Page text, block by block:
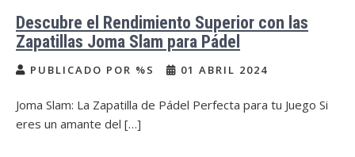
Descubre el Rendimiento Superior con las
Zapatillas Joma Slam para Pádel
PUBLICADO POR %S 01 ABRIL 2024
Joma Slam: La Zapatilla de Pádel Perfecta para tu Juego Si
eres un amante del […]